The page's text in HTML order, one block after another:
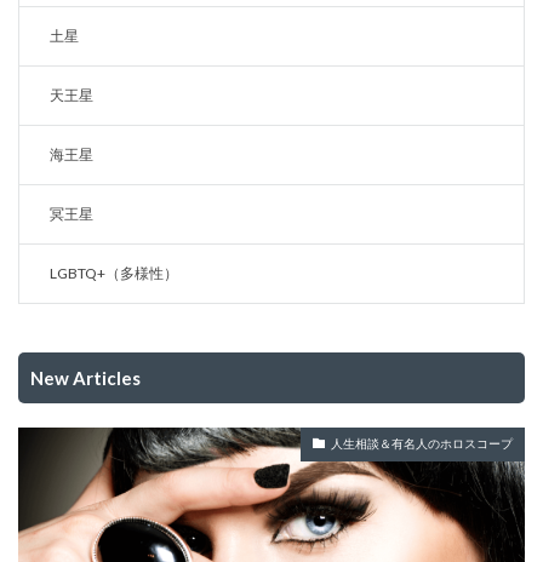
土星
天王星
海王星
冥王星
LGBTQ+（多様性）
New Articles
人生相談＆有名人のホロスコープ